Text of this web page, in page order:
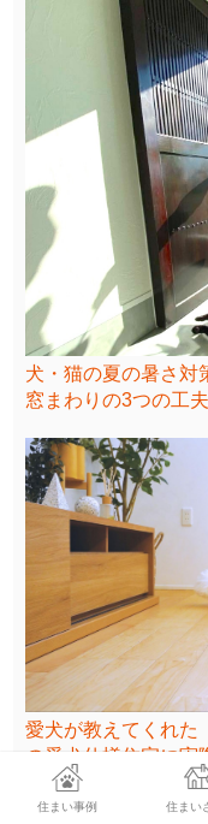
犬・猫の夏の暑さ対
窓まわりの3つの工夫
愛犬が教えてくれた
の愛犬仕様住宅に実
住まい事例 住まい